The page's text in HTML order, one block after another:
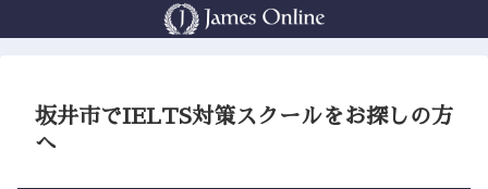
坂井市でIELTS対策スクールをお探しの方
へ